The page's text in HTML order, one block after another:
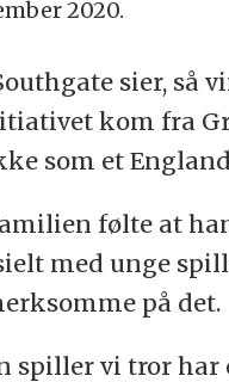
2020.
sier, så
kom fra
som et
følte at
med unge
på det.
spiller vi tror har